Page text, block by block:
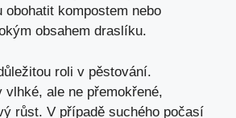
obohatit kompostem nebo
obsahem draslíku.
roli v pěstování.
vlhké, ale ne přemokřené,
růst. V případě suchého počasí